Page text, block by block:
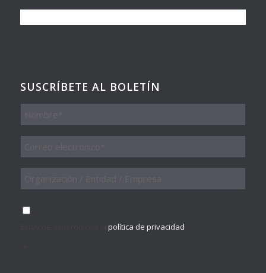
SUSCRÍBETE AL BOLETÍN
Nombre
Entidad
Empresa
Consentimiento
política de privacidad